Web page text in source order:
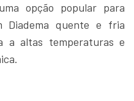
opção popular para
Diadema quente e fria
a altas temperaturas e